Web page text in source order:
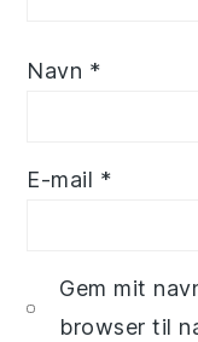
Navn *
E-mail *
Gem mit
browser til